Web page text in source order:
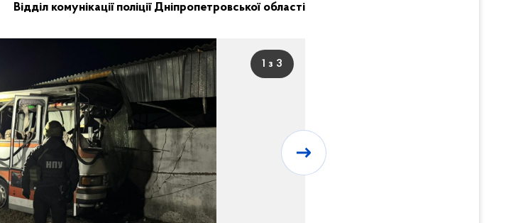
Відділ комунікації поліції Дніпропетровської області
1 з 3